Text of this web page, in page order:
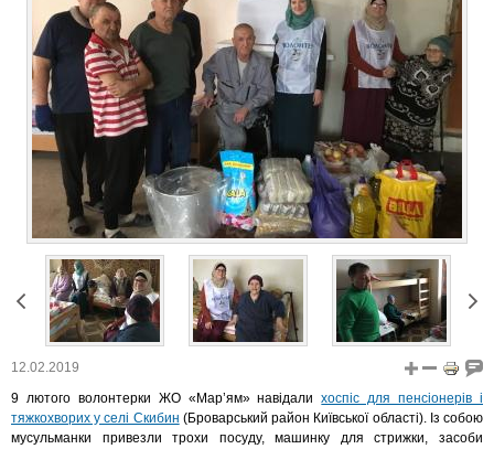
12.02.2019
9 лютого волонтерки ЖО «Мар’ям» навідалихоспіс для пенсіонерів і
тяжкохворих у селі Скибин (Броварський район Київської області). Із собою
мусульманки привезли трохи посуду, машинку для стрижки, засоби